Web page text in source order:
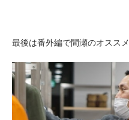
最後は番外編で間瀬のオススメ